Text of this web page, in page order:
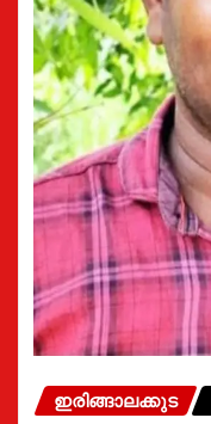
ഇരിങ്ങാലക്കുട